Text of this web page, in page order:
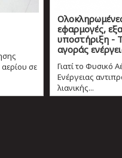
σε
εφαρμογές,
υποστήριξη -
αγοράς
Γιατί το Φυσικό
Ενέργειας
λιανικής...